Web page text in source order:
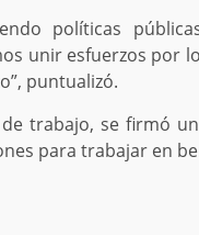
políticas
unir esfuerzos por
puntualizó.
trabajo, se firmó
para trabajar en